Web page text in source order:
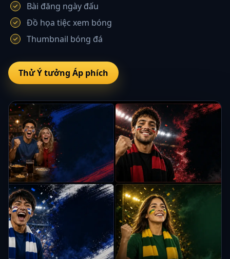
Bài đăng ngày đấu
Đồ họa tiệc xem bóng
Thumbnail bóng đá
Thử Ý tưởng Áp phích